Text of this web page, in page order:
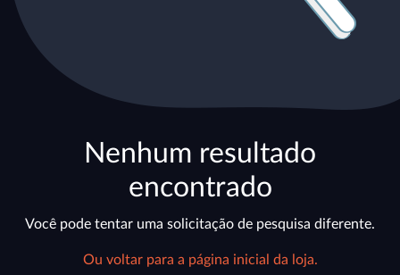
Nenhum resultado
encontrado
Você pode tentar uma solicitação de pesquisa diferente.
Ou voltar para a página inicial da loja.